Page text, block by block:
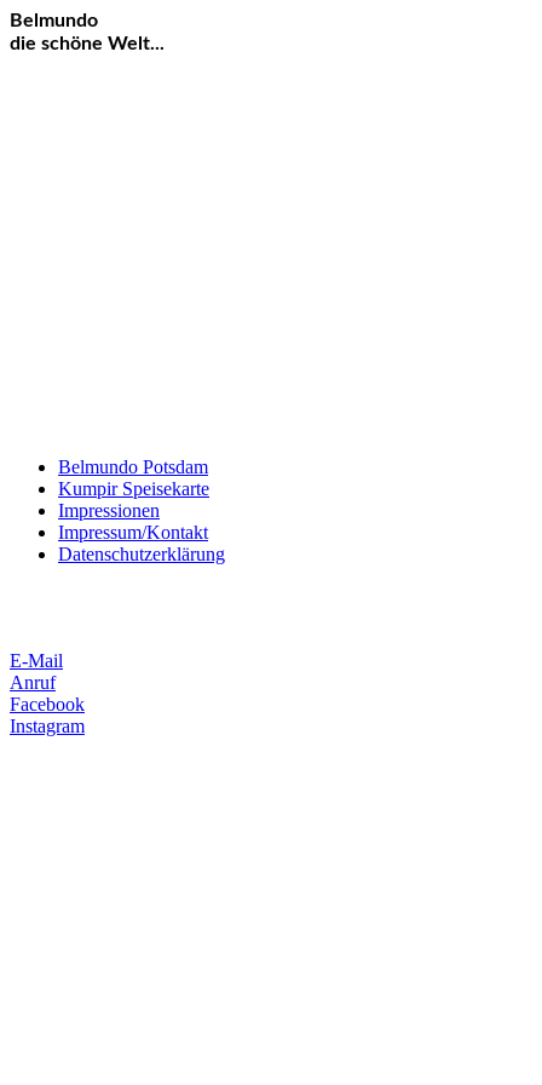
Belmundo
die schöne Welt...
Belmundo Potsdam
Kumpir Speisekarte
Impressionen
Impressum/Kontakt
Datenschutzerklärung
E-Mail
Anruf
Facebook
Instagram